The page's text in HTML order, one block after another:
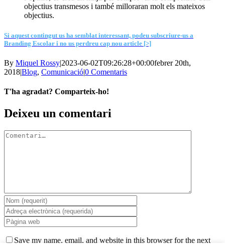
objectius transmesos i també milloraran molt els mateixos
objectius.
Si aquest contingut us ha semblat interessant, podeu subscriure-us a
Branding Escolar i no us perdreu cap nou article [>]
By Miquel Rossy|2023-06-02T09:26:28+00:00febrer 20th,
2018|Blog, Comunicació|0 Comentaris
T'ha agradat? Comparteix-ho!
Facebook
X
LinkedIn
WhatsApp
Telegram
Email:
Deixeu un comentari
Comment
Save my name, email, and website in this browser for the next